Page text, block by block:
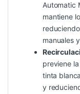
Automatic
mantiene
manuales
previene
tinta
y